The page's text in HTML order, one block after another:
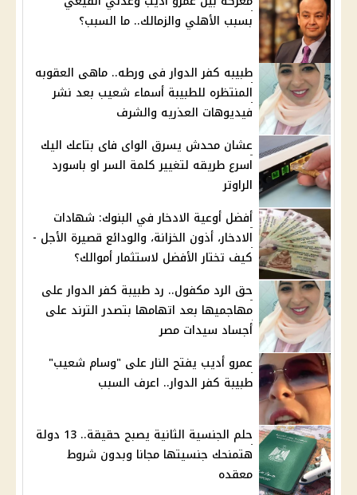
بسبب الأهلي والزمالك.. ما السبب؟
طبيبه كفر الدوار فى ورطه.. ماهى العقوبه
المنتظره للطبيبة أسماء شعيب بعد نشر
فيديوهات العذريه والشرف
عشان محدش يسرق الواى فاى بتاعك اليك
اسرع طريقه لتغيير كلمة السر او باسورد
الراوتر
أفضل أوعية الادخار في البنوك: شهادات
الادخار، أذون الخزانة، والودائع قصيرة الأجل -
كيف تختار الأفضل لاستثمار أموالك؟
حق الرد مكفول.. رد طبيبة كفر الدوار على
مهاجميها بعد اتهامها بتصدر الترند على
أجساد سيدات مصر
عمرو أديب يفتح النار على "وسام شعيب"
طبيبة كفر الدوار.. اعرف السبب
حلم الجنسية الثانية يصبح حقيقة.. 13 دولة
هتمنحك جنسيتها مجانا وبدون شروط
معقده